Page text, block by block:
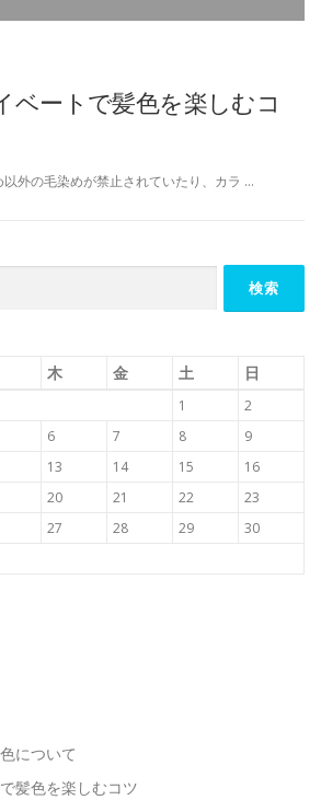
ベートで髪色を楽しむコ
外の毛染めが禁止されていたり、カラ …
木 金 土 日
1
2
6 7 8
9
13 14 15
16
20 21 22
23
27 28 29
30
について
髪色を楽しむコツ